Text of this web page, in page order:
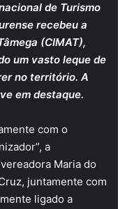
de Turismo
recebeu a
(CIMAT),
um vasto leque de
no território. A
em destaque.
com o
a
Maria do
juntamente com
ligado a